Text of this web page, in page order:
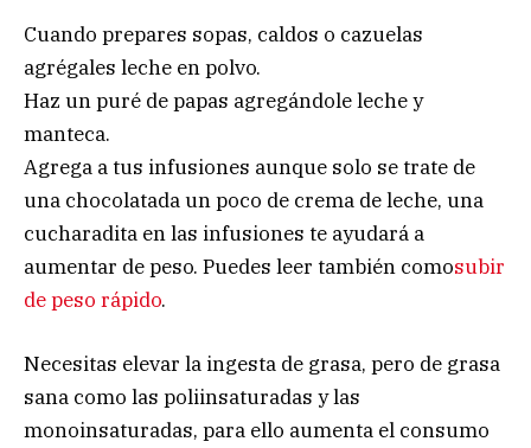
Cuando prepares sopas, caldos o cazuelas
agrégales leche en polvo.
Haz un puré de papas agregándole leche y
manteca.
Agrega a tus infusiones aunque solo se trate de
una chocolatada un poco de crema de leche, una
cucharadita en las infusiones te ayudará a
aumentar de peso. Puedes leer también comosubir
de peso rápido.
Necesitas elevar la ingesta de grasa, pero de grasa
sana como las poliinsaturadas y las
monoinsaturadas, para ello aumenta el consumo